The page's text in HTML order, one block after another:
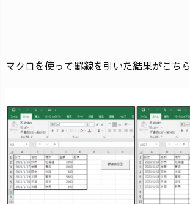
マクロを使って罫線を引いた結果がこちら